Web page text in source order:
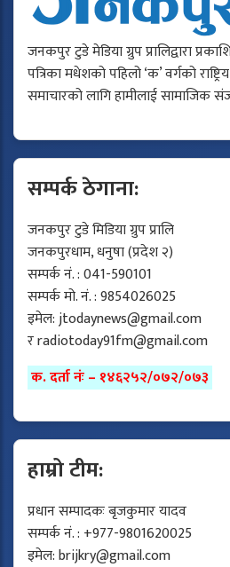
जनकपुर टुडे मेडिया ग्रुप प्रालिद्वारा
पत्रिका मधेशको पहिलो ‘क’ वर्गको
समाचारको लागि हामीलाई सामाजिक
सम्पर्क ठेगाना:
जनकपुर टुडे मिडिया ग्रुप प्रालि
जनकपुरधाम, धनुषा (प्रदेश २)
सम्पर्क नं. : 041-590101
सम्पर्क मो. नं. : 9854026025
इमेल:jtodaynews@gmail.com
रradiotoday91fm@gmail.com
क. दर्ता नंः – १४६२५२/०७२/०७३
हाम्रो टीम:
प्रधान सम्पादकः बृजकुमार यादव
सम्पर्क नं. : +977-9801620025
इमेल:brijkry@gmail.com